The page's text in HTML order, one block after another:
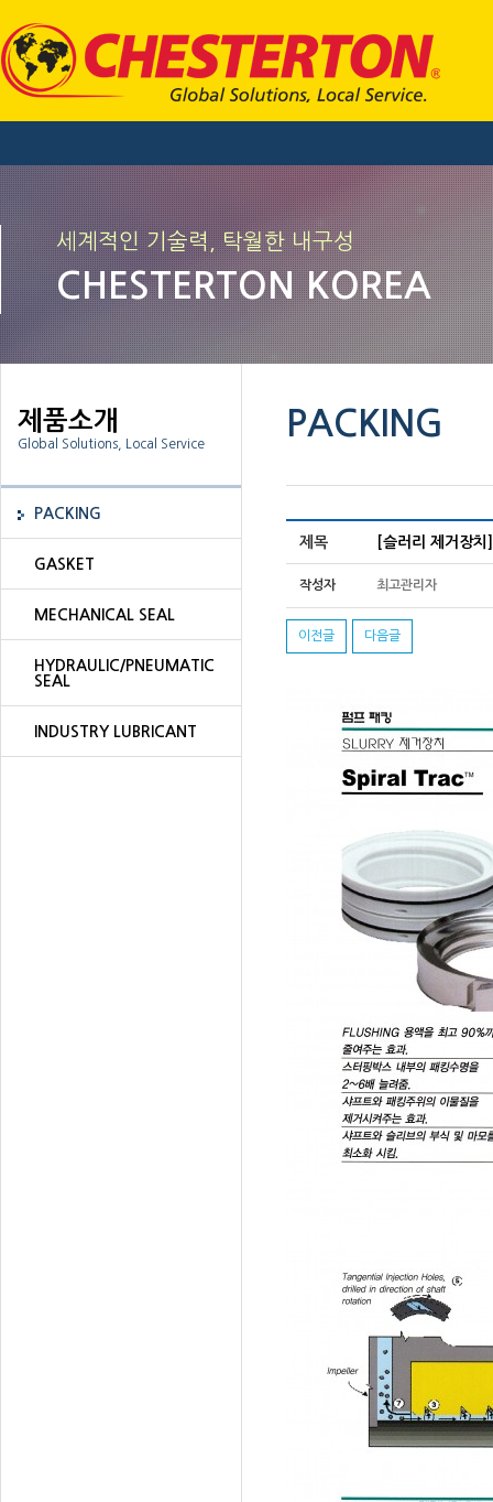
세계적인 기술력, 탁월한 내구성
CHESTERTON KOREA
제품소개
Global Solutions, Local Service
PACKING
GASKET
MECHANICAL SEAL
HYDRAULIC/PNEUMATIC
SEAL
INDUSTRY LUBRICANT
PACKING
제목 [슬러리 제거장
작성자 최고관리자
이전글 다음글